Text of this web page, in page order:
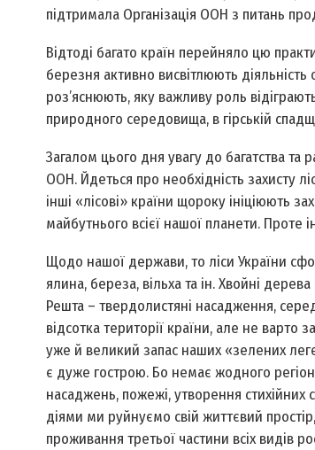
підтримала Організація ООН з питань
Відтоді багато країн перейняло цю
березня активно висвітлюють
роз’яснюють, яку важливу роль
природного середовища, в гірській
Загалом цього дня увагу до багатства та
ООН. Йдеться про необхідність захисту
інші «лісові» країни щороку ініціюють
майбутнього всієї нашої планети. Проте
Щодо нашої держави, то ліси України
ялина, береза, вільха та ін. Хвойні
Решта – твердолистяні насадження,
відсотка території країни, але не варто
уже й великий запас наших «зелених
є дуже гострою. Бо немає жодного
насаджень, пожежі, утворення
діями ми руйнуємо свій життєвий
проживання третьої частини всіх видів